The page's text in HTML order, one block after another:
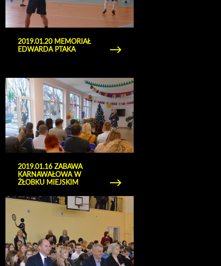
2019.01.20 MEMORIAŁ
EDWARDA PTAKA
2019.01.16 ZABAWA
KARNAWAŁOWA W
ŻŁOBKU MIEJSKIM
Obejrzyj galerię zdjęć 2019.01.16 zabawa
karnawałowa w Żłobku Miejskim
Obejrzyj galerię zdjęć 2019.01.14 Jasełka w SP nr